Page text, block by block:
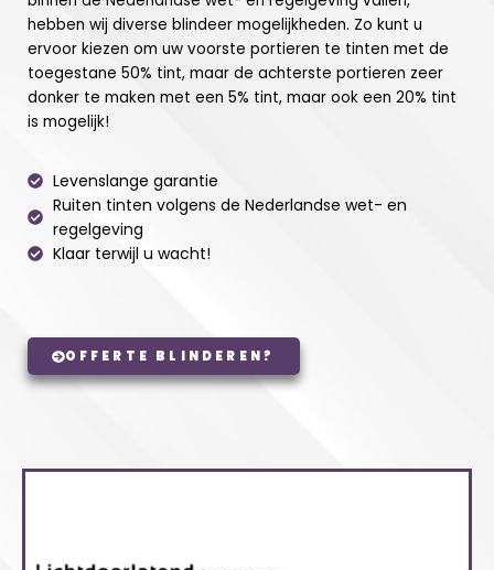
hebben wij diverse blindeer mogelijkheden. Zo kunt u
ervoor kiezen om uw voorste portieren te tinten met de
toegestane 50% tint, maar de achterste portieren zeer
donker te maken met een 5% tint, maar ook een 20% tint
is mogelijk!
Levenslange garantie
Ruiten tinten volgens de Nederlandse wet- en
regelgeving
Klaar terwijl u wacht!
OFFERTE BLINDEREN?